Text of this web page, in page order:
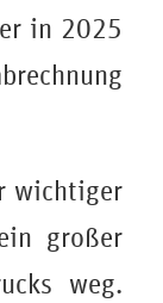
in 2025
wichtiger
großer
weg.